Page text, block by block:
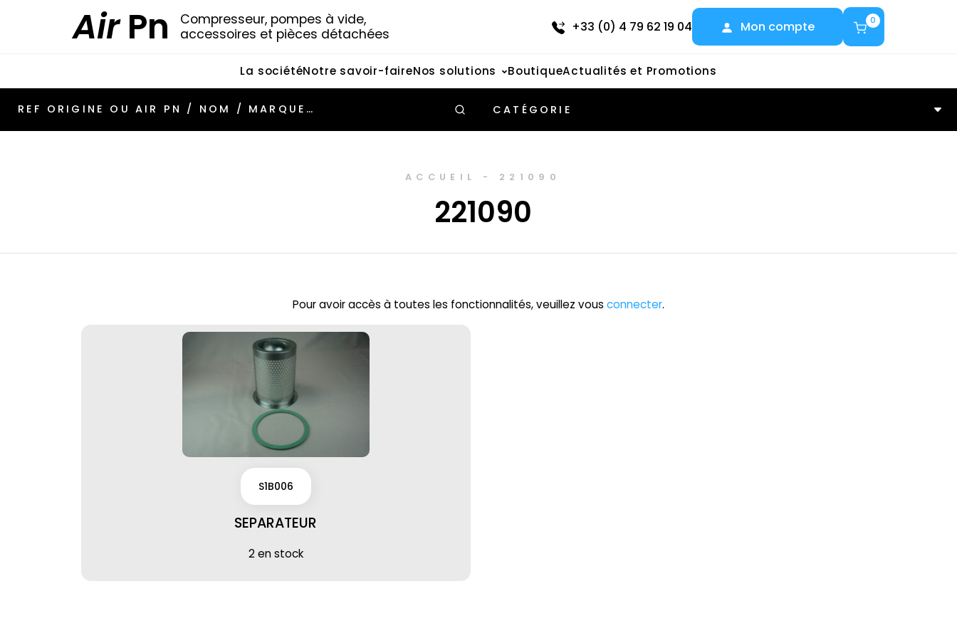
AirPn
Compresseur, pompes à vide,
accessoires et pièces détachées
+33 (0) 4 79 62 19 04 Mon compte 0
La sociétéNotre savoir-faireNos solutions BoutiqueActualités et Promotions
CATÉGORIE
ACCUEIL - 221090
221090
Pour avoir accès à toutes les fonctionnalités, veuillez vous connecter.
S1B006
SEPARATEUR
2 en stock